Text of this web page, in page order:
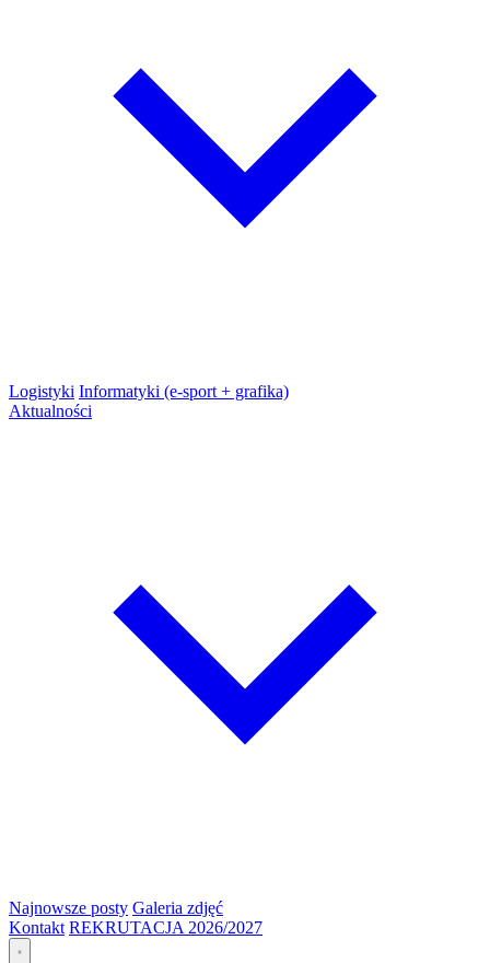
Logistyki Informatyki (e-sport + grafika)
Aktualności
Najnowsze posty Galeria zdjęć
Kontakt REKRUTACJA 2026/2027